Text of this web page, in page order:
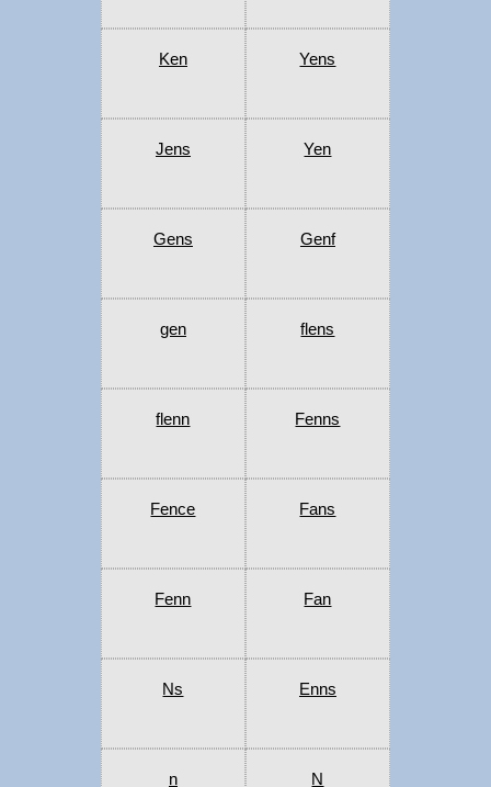
Ken Yens
Jens Yen
Gens Genf
gen flens
flenn Fenns
Fence Fans
Fenn Fan
Ns Enns
n N